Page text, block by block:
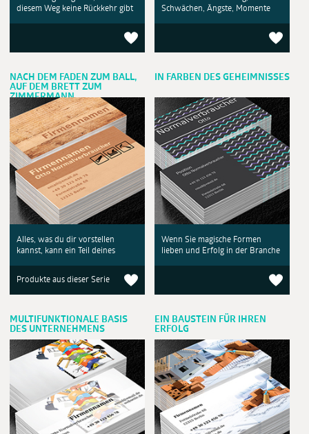
diesem Weg keine Rückkehr gibt
Schwächen, Ängste, Momente
NACH DEM FADEN ZUM BALL,
AUF DEM BRETT ZUM
ZIMMERMANN
Alles, was du dir vorstellen
kannst, kann ein Teil deines
Produkte aus dieser Serie
IN FARBEN DES GEHEIMNISSES
Wenn Sie magische Formen
lieben und Erfolg in der Branche
MULTIFUNKTIONALE BASIS
DES UNTERNEHMENS
EIN BAUSTEIN FÜR IHREN
ERFOLG